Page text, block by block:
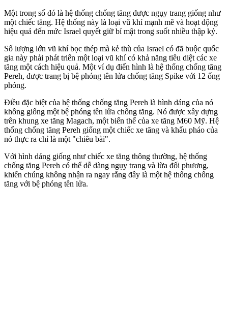
Một trong số đó là hệ thống chống tăng được ngụy trang giống như
một chiếc tăng. Hệ thống này là loại vũ khí mạnh mẽ và hoạt động
hiệu quả đến mức Israel quyết giữ bí mật trong suốt nhiều thập kỷ.
Số lượng lớn vũ khí bọc thép mà kẻ thù của Israel có đã buộc quốc
gia này phải phát triển một loại vũ khí có khả năng tiêu diệt các xe
tăng một cách hiệu quả. Một ví dụ điển hình là hệ thống chống tăng
Pereh, được trang bị bệ phóng tên lửa chống tăng Spike với 12 ống
phóng.
Điều đặc biệt của hệ thống chống tăng Pereh là hình dáng của nó
không giống một bệ phóng tên lửa chống tăng. Nó được xây dựng
trên khung xe tăng Magach, một biến thể của xe tăng M60 Mỹ. Hệ
thống chống tăng Pereh giống một chiếc xe tăng và khẩu pháo của
nó thực ra chỉ là một "chiêu bài".
Với hình dáng giống như chiếc xe tăng thông thường, hệ thống
chống tăng Pereh có thể dễ dàng ngụy trang và lừa đối phương,
khiến chúng không nhận ra ngay rằng đây là một hệ thống chống
tăng với bệ phóng tên lửa.